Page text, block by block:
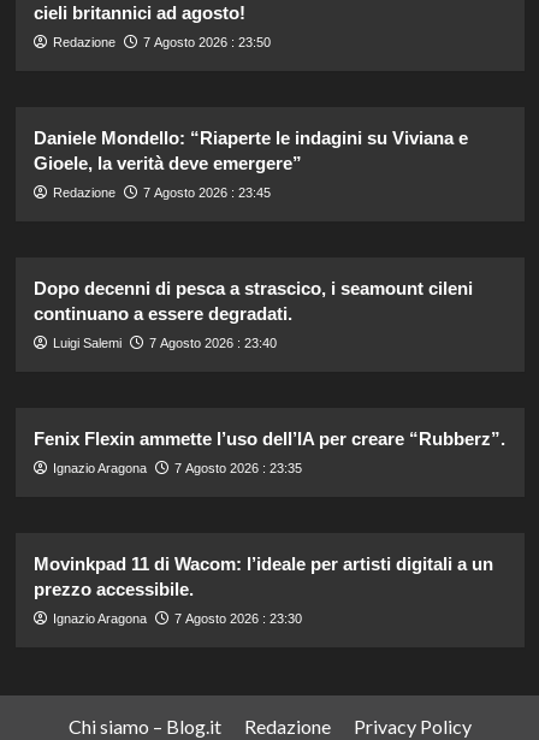
cieli britannici ad agosto!
Redazione 7 Agosto 2026 : 23:50
Daniele Mondello: “Riaperte le indagini su Viviana e
Gioele, la verità deve emergere”
Redazione 7 Agosto 2026 : 23:45
Dopo decenni di pesca a strascico, i seamount cileni
continuano a essere degradati.
Luigi Salemi 7 Agosto 2026 : 23:40
Fenix Flexin ammette l’uso dell’IA per creare “Rubberz”.
Ignazio Aragona 7 Agosto 2026 : 23:35
Movinkpad 11 di Wacom: l’ideale per artisti digitali a un
prezzo accessibile.
Ignazio Aragona 7 Agosto 2026 : 23:30
Chi siamo – Blog.it Redazione Privacy Policy